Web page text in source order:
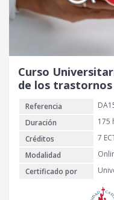
Curso
de los trastornos
Referencia
Duración
175
Créditos
7
Modalidad
Certificado por